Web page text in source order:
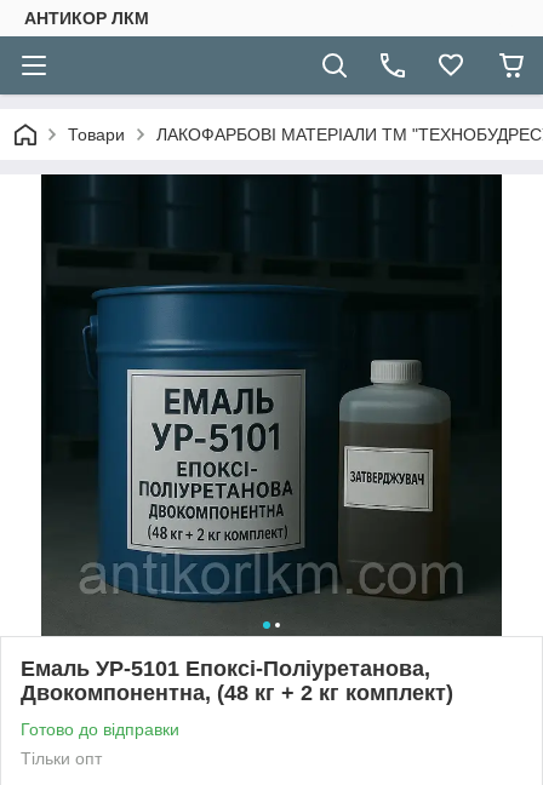
АНТИКОР ЛКМ
Товари ЛАКОФАРБОВІ МАТЕРІАЛИ ТМ
Емаль УР-5101 Епоксі-Поліуретанова,
Двокомпонентна, (48 кг + 2 кг комплект)
Готово до відправки
Тільки опт